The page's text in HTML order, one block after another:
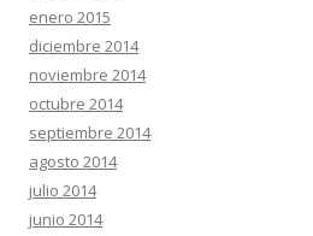
enero 2015
diciembre 2014
noviembre 2014
octubre 2014
septiembre 2014
agosto 2014
julio 2014
junio 2014